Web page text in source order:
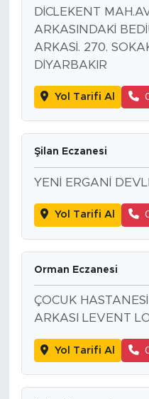
DİCLEKENT
ARKASINDAKİ
ARKASİ. 270.
DİYARBAKIR
Yol Tarifi Al
Şilan Eczanesi
YENİ ERGANİ
Yol Tarifi Al
Orman Eczanesi
ÇOCUK
ARKASI LEVENT
Yol Tarifi Al